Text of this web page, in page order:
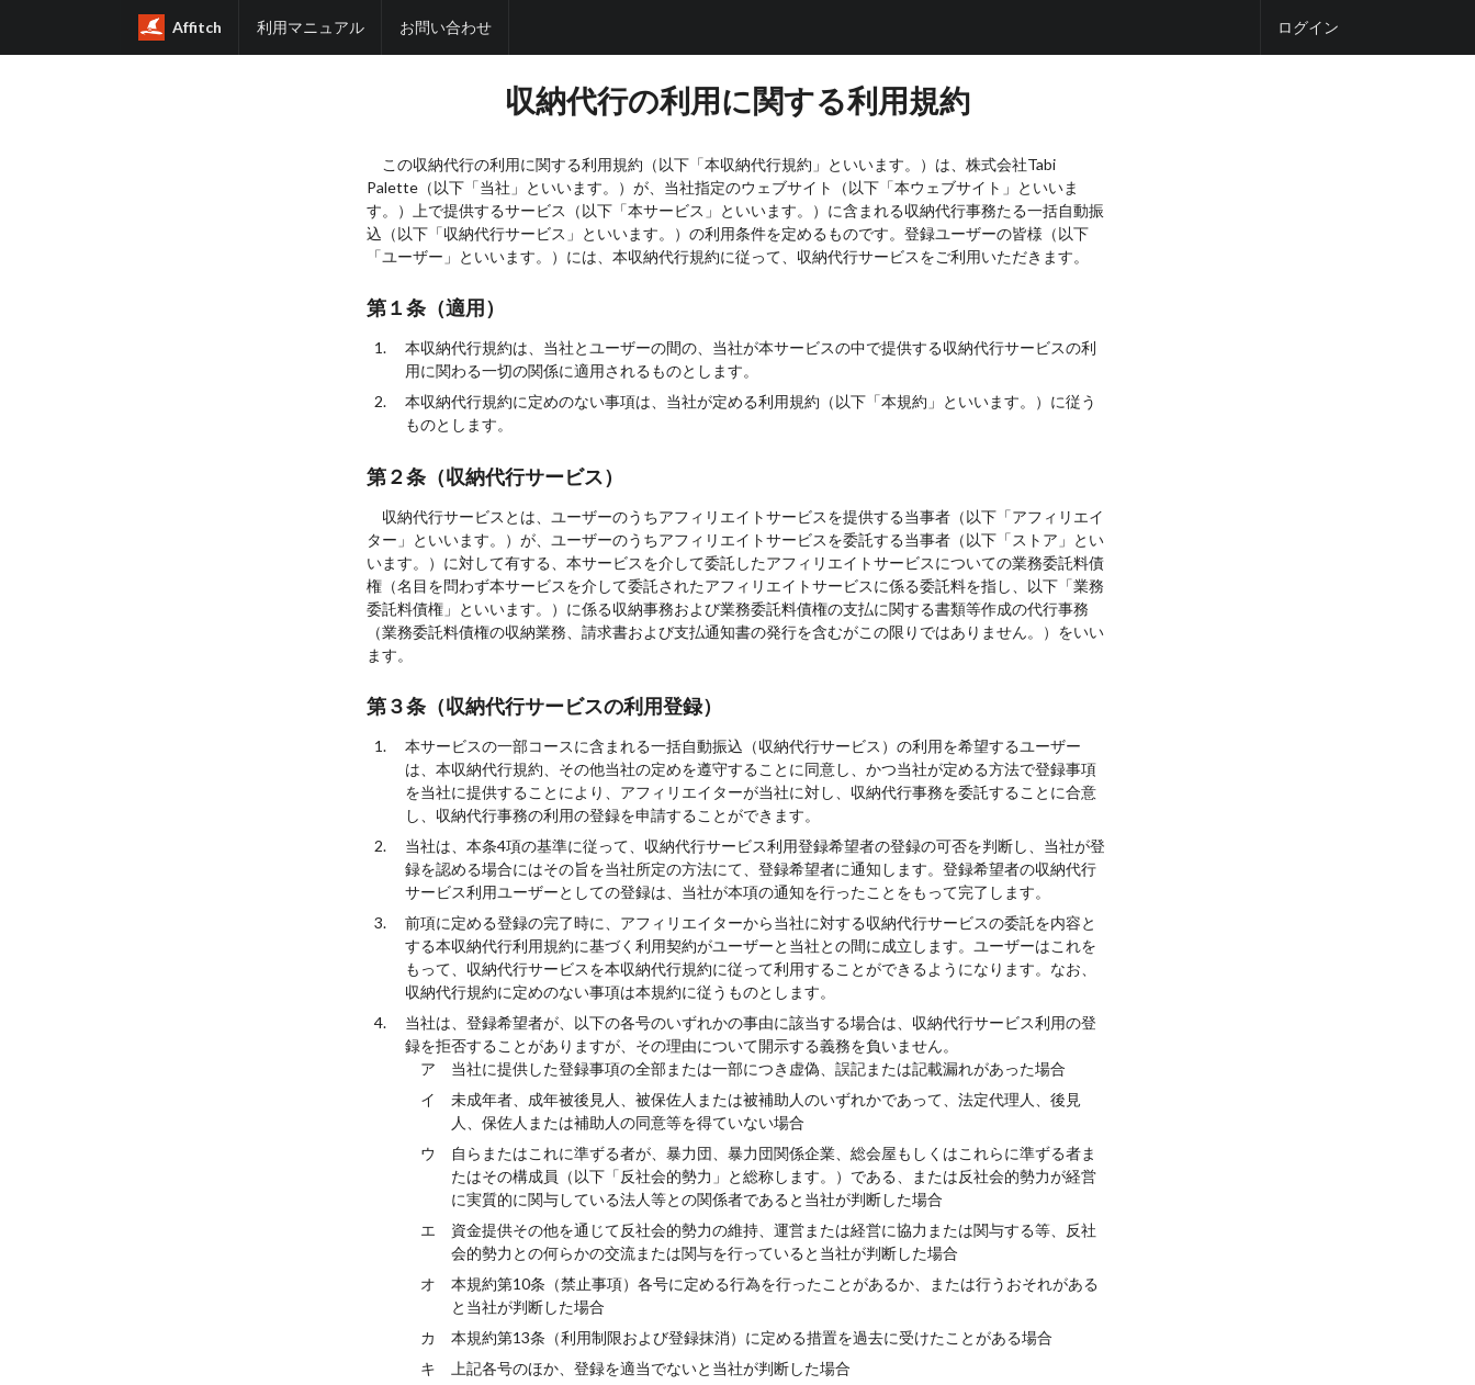
Affitch 利用マニュアル お問い合わせ ログイン
収納代行の利用に関する利用規約
この収納代行の利用に関する利用規約（以下「本収納代行規約」といいます。）は、株式会社Tabi
Palette（以下「当社」といいます。）が、当社指定のウェブサイト（以下「本ウェブサイト」といいま
す。）上で提供するサービス（以下「本サービス」といいます。）に含まれる収納代行事務たる一括自動振
込（以下「収納代行サービス」といいます。）の利用条件を定めるものです。登録ユーザーの皆様（以下
「ユーザー」といいます。）には、本収納代行規約に従って、収納代行サービスをご利用いただきます。
第１条（適用）
本収納代行規約は、当社とユーザーの間の、当社が本サービスの中で提供する収納代行サービスの利
用に関わる一切の関係に適用されるものとします。
本収納代行規約に定めのない事項は、当社が定める利用規約（以下「本規約」といいます。）に従う
ものとします。
第２条（収納代行サービス）
収納代行サービスとは、ユーザーのうちアフィリエイトサービスを提供する当事者（以下「アフィリエイ
ター」といいます。）が、ユーザーのうちアフィリエイトサービスを委託する当事者（以下「ストア」とい
います。）に対して有する、本サービスを介して委託したアフィリエイトサービスについての業務委託料債
権（名目を問わず本サービスを介して委託されたアフィリエイトサービスに係る委託料を指し、以下「業務
委託料債権」といいます。）に係る収納事務および業務委託料債権の支払に関する書類等作成の代行事務
（業務委託料債権の収納業務、請求書および支払通知書の発行を含むがこの限りではありません。）をいい
ます。
第３条（収納代行サービスの利用登録）
本サービスの一部コースに含まれる一括自動振込（収納代行サービス）の利用を希望するユーザー
は、本収納代行規約、その他当社の定めを遵守することに同意し、かつ当社が定める方法で登録事項
を当社に提供することにより、アフィリエイターが当社に対し、収納代行事務を委託することに合意
し、収納代行事務の利用の登録を申請することができます。
当社は、本条4項の基準に従って、収納代行サービス利用登録希望者の登録の可否を判断し、当社が登
録を認める場合にはその旨を当社所定の方法にて、登録希望者に通知します。登録希望者の収納代行
サービス利用ユーザーとしての登録は、当社が本項の通知を行ったことをもって完了します。
前項に定める登録の完了時に、アフィリエイターから当社に対する収納代行サービスの委託を内容と
する本収納代行利用規約に基づく利用契約がユーザーと当社との間に成立します。ユーザーはこれを
もって、収納代行サービスを本収納代行規約に従って利用することができるようになります。なお、
収納代行規約に定めのない事項は本規約に従うものとします。
当社は、登録希望者が、以下の各号のいずれかの事由に該当する場合は、収納代行サービス利用の登
録を拒否することがありますが、その理由について開示する義務を負いません。
ア 当社に提供した登録事項の全部または一部につき虚偽、誤記または記載漏れがあった場合
イ 未成年者、成年被後見人、被保佐人または被補助人のいずれかであって、法定代理人、後見
人、保佐人または補助人の同意等を得ていない場合
ウ 自らまたはこれに準ずる者が、暴力団、暴力団関係企業、総会屋もしくはこれらに準ずる者ま
たはその構成員（以下「反社会的勢力」と総称します。）である、または反社会的勢力が経営
に実質的に関与している法人等との関係者であると当社が判断した場合
エ 資金提供その他を通じて反社会的勢力の維持、運営または経営に協力または関与する等、反社
会的勢力との何らかの交流または関与を行っていると当社が判断した場合
オ 本規約第10条（禁止事項）各号に定める行為を行ったことがあるか、または行うおそれがある
と当社が判断した場合
カ 本規約第13条（利用制限および登録抹消）に定める措置を過去に受けたことがある場合
キ 上記各号のほか、登録を適当でないと当社が判断した場合